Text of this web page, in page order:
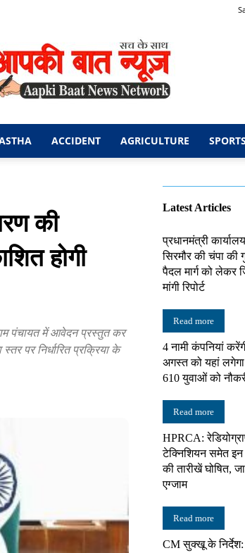
न्यूज़
ACCIDENT AGRICULTURE SPORTS
की
होगी
पंचायत में आवेदन प्रस्तुत कर
पर निर्धारित प्रक्रिया के
Latest Articles
प्रधानमंत्री
सिरमौर की चंपा की
पैदल मार्ग को लेकर
मांगी रिपोर्ट
Read more
4 नामी कंपनियां
अगस्त को यहां लगेगा
610 युवाओं को
Read more
HPRCA:
टेक्निशियन समेत इन
की तारीखें घोषित,
एग्जाम
Read more
CM सुक्खू के निर्देश: